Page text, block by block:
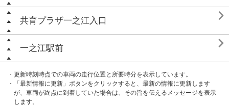
共育プラザ一之江入口 
一之江駅前 
・更新時刻時点での車両の走行位置と所要時分を表示しています。
・「最新情報に更新」ボタンをクリックすると、最新の情報に更新します
が、車両が終点に到着していた場合は、その旨を伝えるメッセージを表示
します。